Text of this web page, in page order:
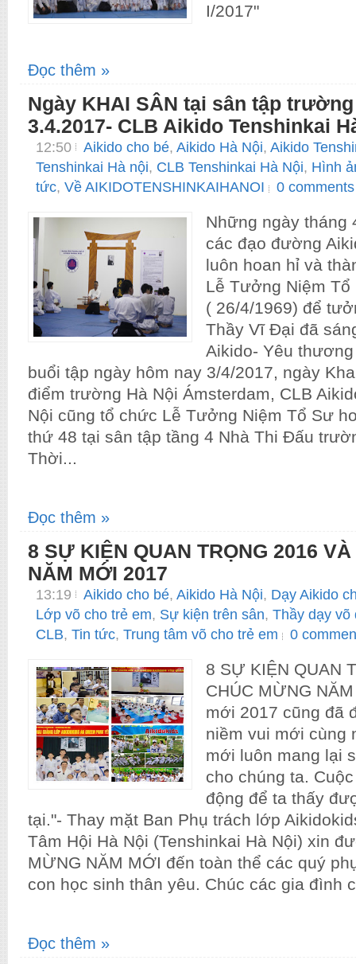
I/
Đọc thêm »
Ngày KHAI SÂN tại sân tập
3.4.2017- CLB Aikido Tenshinkai
12:50 Aikido cho bé, Aikido Hà Nội, Aikido
Tenshinkai Hà nội, CLB Tenshinkai Hà Nội, Hình
tức, Về AIKIDOTENSHINKAIHANOI 0 comments
Những ngày tháng
các đạo đường
luôn hoan hỉ và
Lễ Tưởng Niệm
( 26/4/1969) để
Thầy Vĩ Đại đã
Aikido- Yêu
buổi tập ngày hôm nay 3/4/2017, ngày
điểm trường Hà Nội Ámsterdam, CLB
Nội cũng tổ chức Lễ Tưởng Niệm Tổ Sư
thứ 48 tại sân tập tầng 4 Nhà Thi Đấu
Thời...
Đọc thêm »
8 SỰ KIỆN QUAN TRỌNG 2016
NĂM MỚI 2017
13:19 Aikido cho bé, Aikido Hà Nội, Dạy Aikido
Lớp võ cho trẻ em, Sự kiện trên sân, Thầy dạy võ
CLB, Tin tức, Trung tâm võ cho trẻ em 0
8 SỰ KIỆN QUAN
CHÚC MỪNG
mới 2017 cũng đã
niềm vui mới cùng
mới luôn mang lại
cho chúng ta.
động để ta thấy
tại."- Thay mặt Ban Phụ trách lớp
Tâm Hội Hà Nội (Tenshinkai Hà Nội) xin
MỪNG NĂM MỚI đến toàn thể các quý
con học sinh thân yêu. Chúc các gia đình
Đọc thêm »